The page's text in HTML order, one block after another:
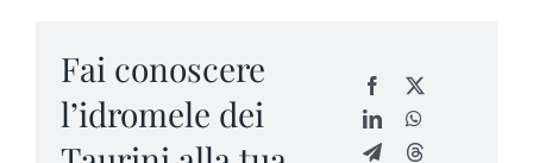
Fai conoscere
l’idromele dei